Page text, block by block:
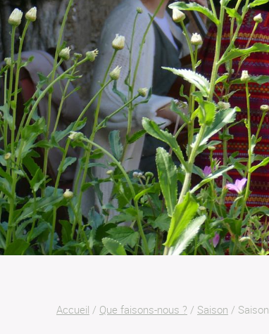
Accueil / Que faisons-nous ? / Saison /